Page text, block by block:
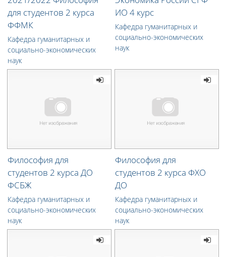
для студентов 2 курса
ФФМК
Кафедра гуманитарных и
социально-экономических
наук
ИО 4 курс
Кафедра гуманитарных и
социально-экономических
наук
Философия для
студентов 2 курса ДО
ФСБЖ
Кафедра гуманитарных и
социально-экономических
наук
Философия для
студентов 2 курса ФХО
ДО
Кафедра гуманитарных и
социально-экономических
наук